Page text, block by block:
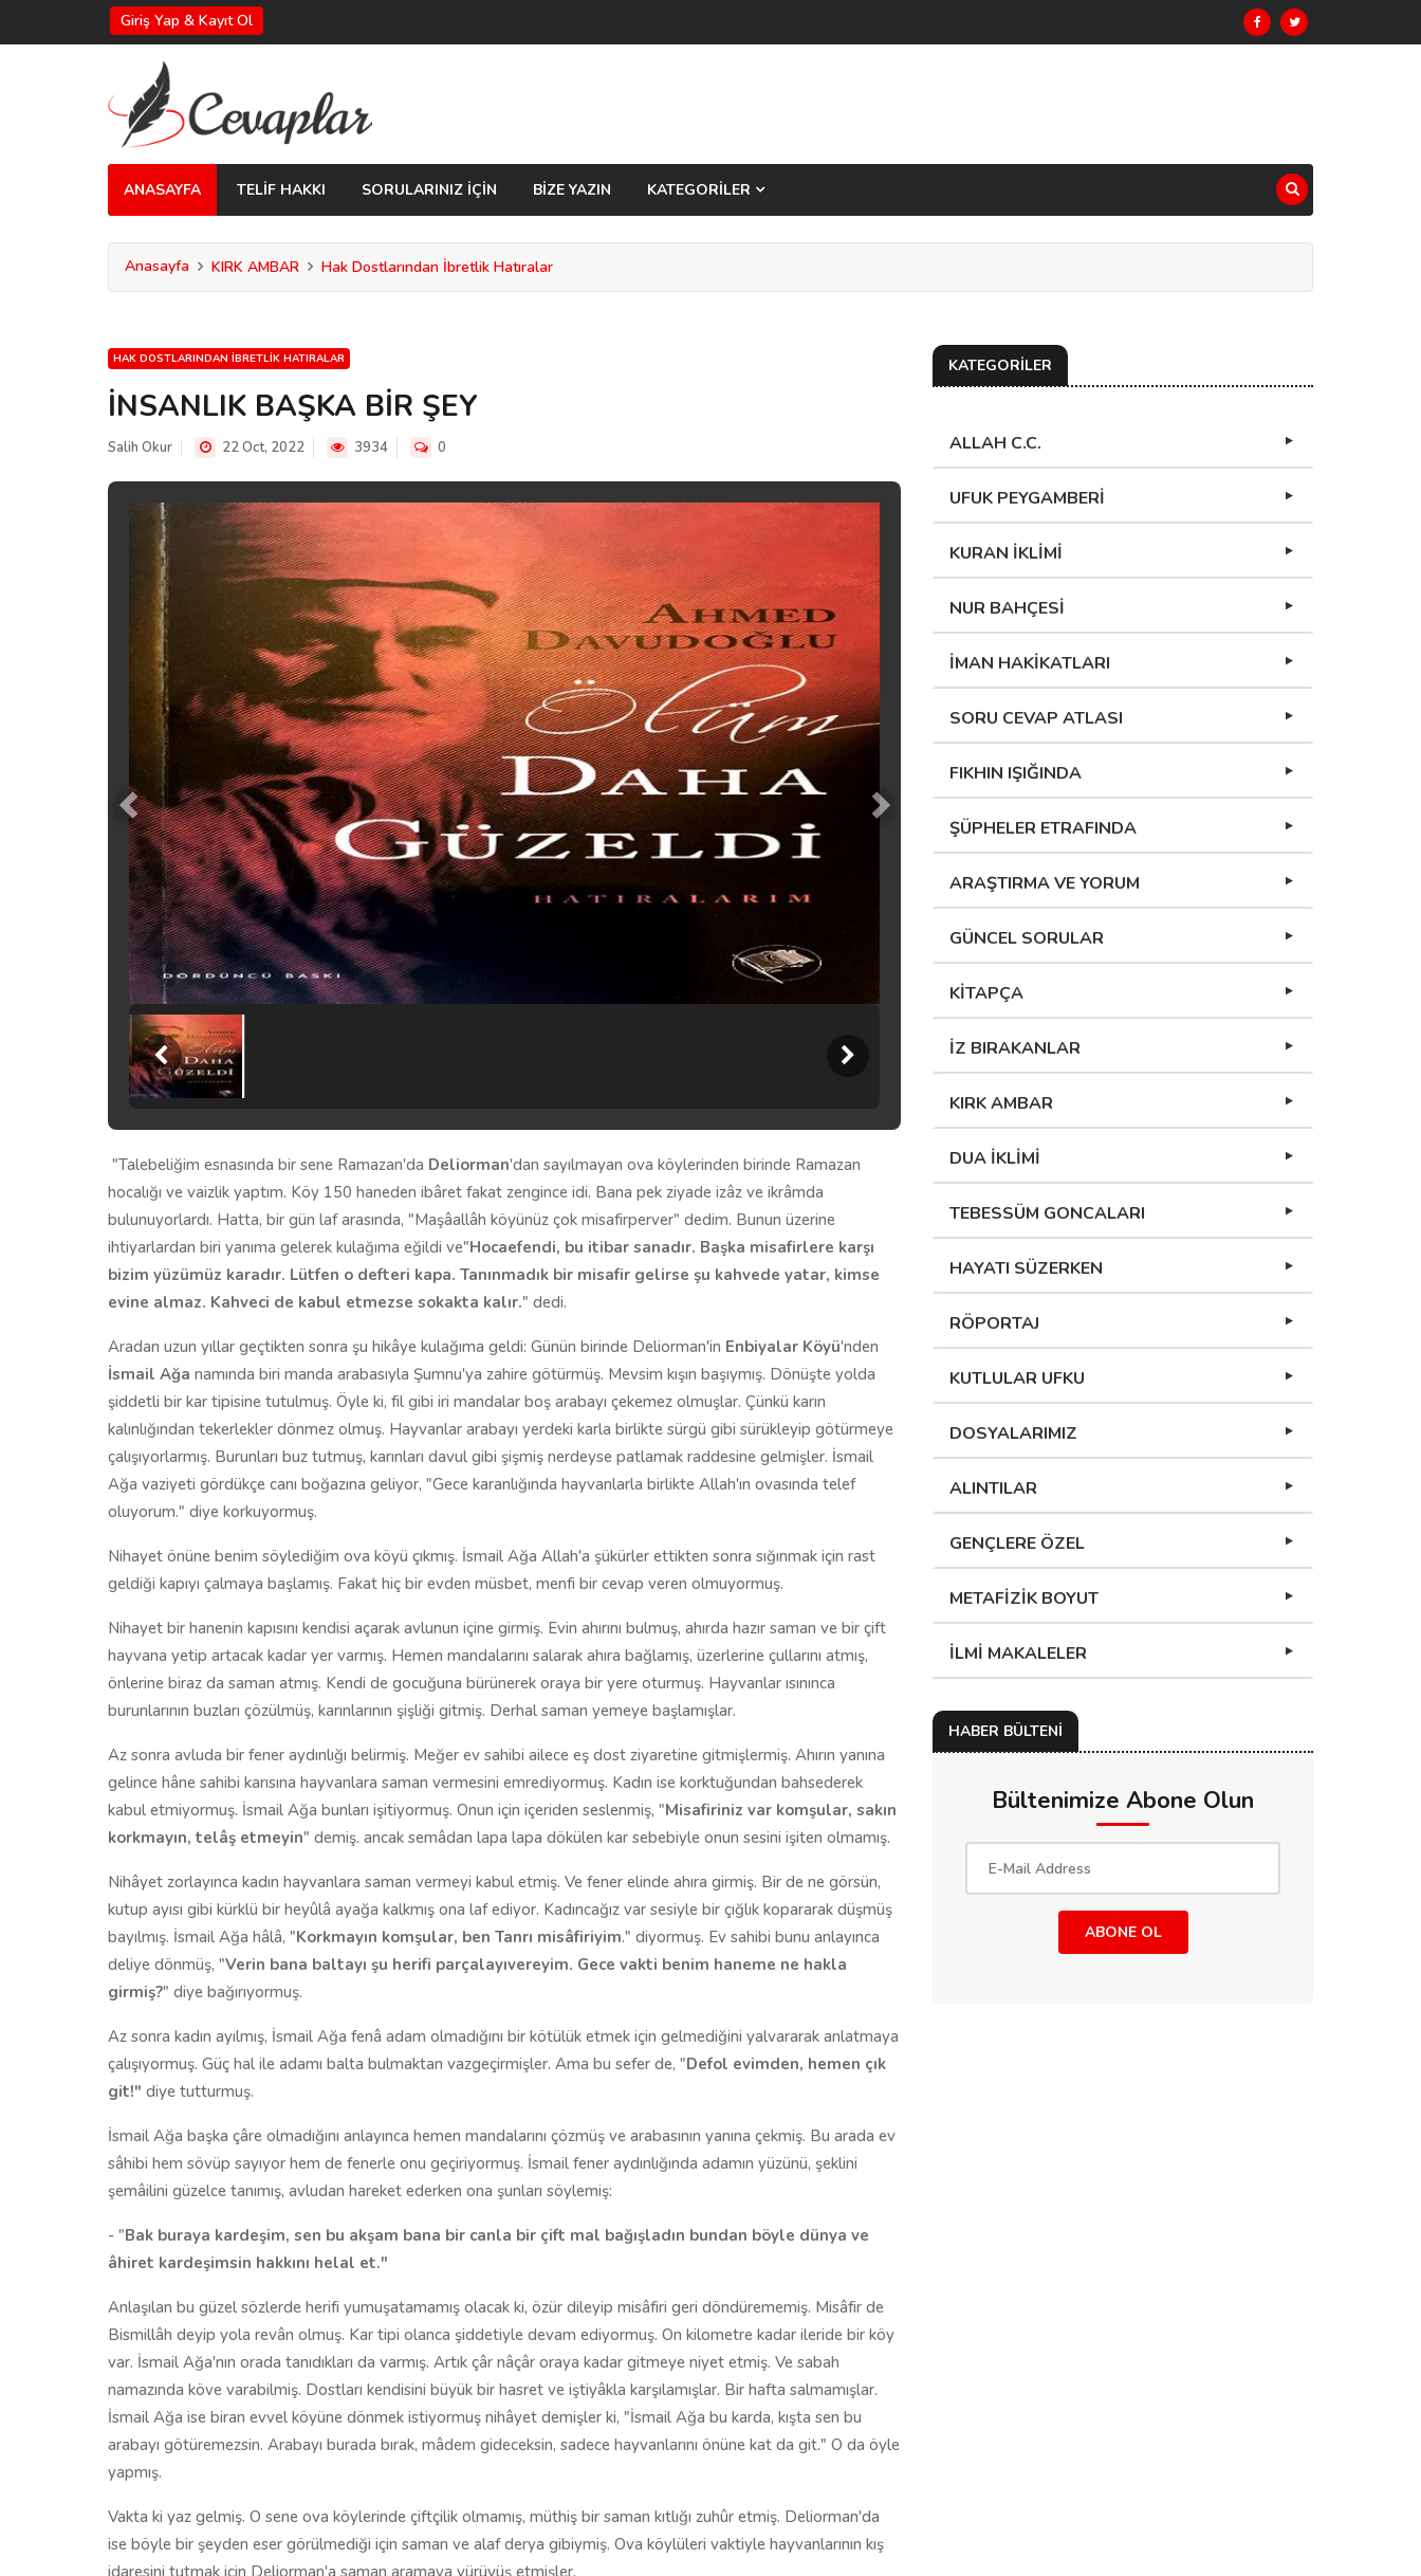
Giriş Yap & Kayıt Ol
ANASAYFA TELİF HAKKI SORULARINIZ İÇİN BİZE YAZIN KATEGORİLER
Anasayfa KIRK AMBAR Hak Dostlarından İbretlik Hatıralar
HAK DOSTLARINDAN İBRETLIK HATIRALAR
İNSANLIK BAŞKA BİR ŞEY
Salih Okur 22 Oct, 2022 3934 0
"Talebeliğim esnasında bir sene Ramazan'da Deliorman'dan sayılmayan ova köylerinden birinde Ramazan
hocalığı ve vaizlik yaptım. Köy 150 haneden ibâret fakat zengince idi. Bana pek ziyade izâz ve ikrâmda
bulunuyorlardı. Hatta, bir gün laf arasında, "Maşâallâh köyünüz çok misafirperver" dedim. Bunun üzerine
ihtiyarlardan biri yanıma gelerek kulağıma eğildi ve"Hocaefendi, bu itibar sanadır. Başka misafirlere karşı
bizim yüzümüz karadır. Lütfen o defteri kapa. Tanınmadık bir misafir gelirse şu kahvede yatar, kimse
evine almaz. Kahveci de kabul etmezse sokakta kalır." dedi.
Aradan uzun yıllar geçtikten sonra şu hikâye kulağıma geldi: Günün birinde Deliorman'in Enbiyalar Köyü'nden
İsmail Ağa namında biri manda arabasıyla Şumnu'ya zahire götürmüş. Mevsim kışın başıymış. Dönüşte yolda
şiddetli bir kar tipisine tutulmuş. Öyle ki, fil gibi iri mandalar boş arabayı çekemez olmuşlar. Çünkü karın
kalınlığından tekerlekler dönmez olmuş. Hayvanlar arabayı yerdeki karla birlikte sürgü gibi sürükleyip götürmeye
çalışıyorlarmış. Burunları buz tutmuş, karınları davul gibi şişmiş nerdeyse patlamak raddesine gelmişler. İsmail
Ağa vaziyeti gördükçe canı boğazına geliyor, "Gece karanlığında hayvanlarla birlikte Allah'ın ovasında telef
oluyorum." diye korkuyormuş.
Nihayet önüne benim söylediğim ova köyü çıkmış. İsmail Ağa Allah'a şükürler ettikten sonra sığınmak için rast
geldiği kapıyı çalmaya başlamış. Fakat hiç bir evden müsbet, menfi bir cevap veren olmuyormuş.
Nihayet bir hanenin kapısını kendisi açarak avlunun içine girmiş. Evin ahırını bulmuş, ahırda hazır saman ve bir çift
hayvana yetip artacak kadar yer varmış. Hemen mandalarını salarak ahıra bağlamış, üzerlerine çullarını atmış,
önlerine biraz da saman atmış. Kendi de gocuğuna bürünerek oraya bir yere oturmuş. Hayvanlar ısınınca
burunlarının buzları çözülmüş, karınlarının şişliği gitmiş. Derhal saman yemeye başlamışlar.
Az sonra avluda bir fener aydınlığı belirmiş. Meğer ev sahibi ailece eş dost ziyaretine gitmişlermiş. Ahırın yanına
gelince hâne sahibi karısına hayvanlara saman vermesini emrediyormuş. Kadın ise korktuğundan bahsederek
kabul etmiyormuş. İsmail Ağa bunları işitiyormuş. Onun için içeriden seslenmiş, "Misafiriniz var komşular, sakın
korkmayın, telâş etmeyin" demiş. ancak semâdan lapa lapa dökülen kar sebebiyle onun sesini işiten olmamış.
Nihâyet zorlayınca kadın hayvanlara saman vermeyi kabul etmiş. Ve fener elinde ahıra girmiş. Bir de ne görsün,
kutup ayısı gibi kürklü bir heyûlâ ayağa kalkmış ona laf ediyor. Kadıncağız var sesiyle bir çığlık kopararak düşmüş
bayılmış. İsmail Ağa hâlâ, "Korkmayın komşular, ben Tanrı misâfiriyim." diyormuş. Ev sahibi bunu anlayınca
deliye dönmüş, "Verin bana baltayı şu herifi parçalayıvereyim. Gece vakti benim haneme ne hakla
girmiş?" diye bağırıyormuş.
Az sonra kadın ayılmış, İsmail Ağa fenâ adam olmadığını bir kötülük etmek için gelmediğini yalvararak anlatmaya
çalışıyormuş. Güç hal ile adamı balta bulmaktan vazgeçirmişler. Ama bu sefer de, "Defol evimden, hemen çık
git!" diye tutturmuş.
İsmail Ağa başka çâre olmadığını anlayınca hemen mandalarını çözmüş ve arabasının yanına çekmiş. Bu arada ev
sâhibi hem sövüp sayıyor hem de fenerle onu geçiriyormuş. İsmail fener aydınlığında adamın yüzünü, şeklini
şemâilini güzelce tanımış, avludan hareket ederken ona şunları söylemiş:
- "Bak buraya kardeşim, sen bu akşam bana bir canla bir çift mal bağışladın bundan böyle dünya ve
âhiret kardeşimsin hakkını helal et."
Anlaşılan bu güzel sözlerde herifi yumuşatamamış olacak ki, özür dileyip misâfiri geri döndürememiş. Misâfir de
Bismillâh deyip yola revân olmuş. Kar tipi olanca şiddetiyle devam ediyormuş. On kilometre kadar ileride bir köy
var. İsmail Ağa'nın orada tanıdıkları da varmış. Artık çâr nâçâr oraya kadar gitmeye niyet etmiş. Ve sabah
namazında köve varabilmiş. Dostları kendisini büyük bir hasret ve iştiyâkla karşılamışlar. Bir hafta salmamışlar.
İsmail Ağa ise biran evvel köyüne dönmek istiyormuş nihâyet demişler ki, "İsmail Ağa bu karda, kışta sen bu
arabayı götüremezsin. Arabayı burada bırak, mâdem gideceksin, sadece hayvanlarını önüne kat da git." O da öyle
yapmış.
Vakta ki yaz gelmiş. O sene ova köylerinde çiftçilik olmamış, müthiş bir saman kıtlığı zuhûr etmiş. Deliorman'da
ise böyle bir şeyden eser görülmediği için saman ve alaf derya gibiymiş. Ova köylüleri vaktiyle hayvanlarının kış
idaresini tutmak için Deliorman'a saman aramaya yürüyüş etmişler.
KATEGORİLER
ALLAH C.C.
UFUK PEYGAMBERİ
KURAN İKLİMİ
NUR BAHÇESİ
İMAN HAKİKATLARI
SORU CEVAP ATLASI
FIKHIN IŞIĞINDA
ŞÜPHELER ETRAFINDA
ARAŞTIRMA VE YORUM
GÜNCEL SORULAR
KİTAPÇA
İZ BIRAKANLAR
KIRK AMBAR
DUA İKLİMİ
TEBESSÜM GONCALARI
HAYATI SÜZERKEN
RÖPORTAJ
KUTLULAR UFKU
DOSYALARIMIZ
ALINTILAR
GENÇLERE ÖZEL
METAFİZİK BOYUT
İLMİ MAKALELER
HABER BÜLTENİ
Bültenimize Abone Olun
ABONE OL